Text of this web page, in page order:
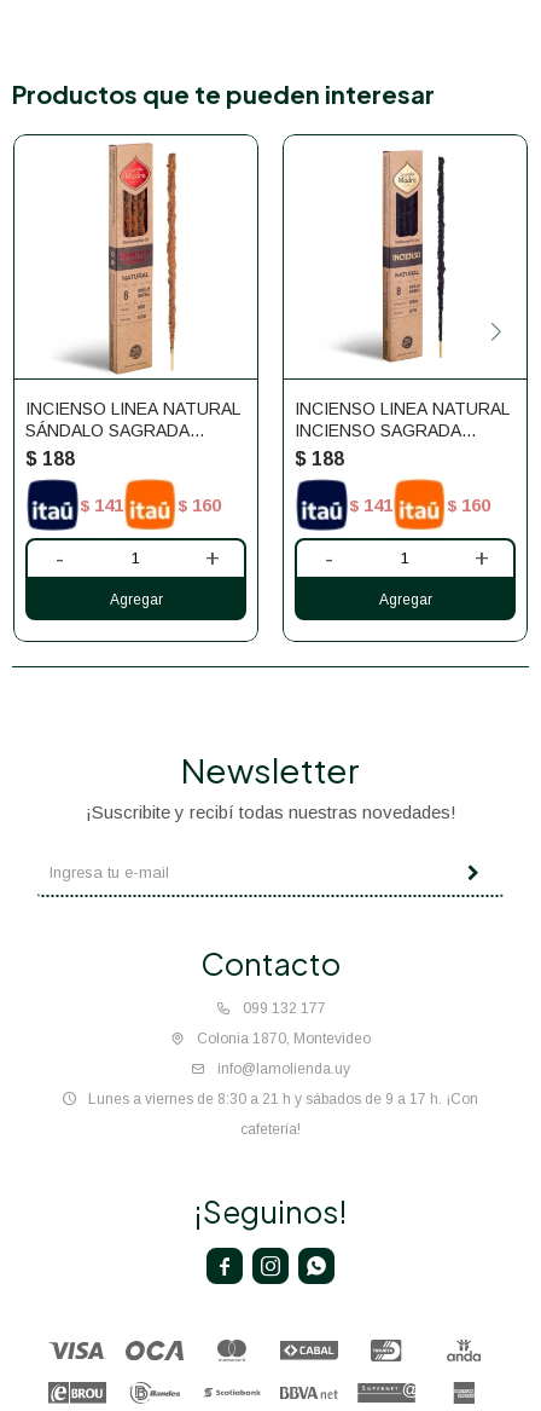
Productos que te pueden interesar
INCIENSO LINEA NATURAL
SÁNDALO SAGRADA
MADRE
$ 188
$ 141 $ 160
- +
INCIENSO LINEA NATURAL
INCIENSO SAGRADA
MADRE
$ 188
$ 141 $ 160
- +
Contacto
099 132 177
Colonia 1870, Montevideo
info@lamolienda.uy
Lunes a viernes de 8:30 a 21 h y sábados de 9 a 17 h. ¡Con
cafetería!
Newsletter
¡Suscribite y recibí todas nuestras novedades!
¡Seguinos!
  